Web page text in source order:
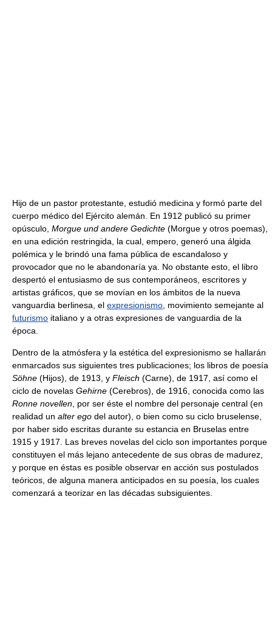
Hijo de un pastor protestante, estudió medicina y formó parte del
cuerpo médico del Ejército alemán. En 1912 publicó su primer
opúsculo, Morgue und andere Gedichte (Morgue y otros poemas),
en una edición restringida, la cual, empero, generó una álgida
polémica y le brindó una fama pública de escandaloso y
provocador que no le abandonaría ya. No obstante esto, el libro
despertó el entusiasmo de sus contemporáneos, escritores y
artistas gráficos, que se movían en los ámbitos de la nueva
vanguardia berlinesa, el expresionismo , movimiento semejante al
futurismo italiano y a otras expresiones de vanguardia de la
época.
Dentro de la atmósfera y la estética del expresionismo se hallarán
enmarcados sus siguientes tres publicaciones; los libros de poesía
Söhne (Hijos), de 1913, y Fleisch (Carne), de 1917, así como el
ciclo de novelas Gehirne (Cerebros), de 1916, conocida como las
Ronne novellen , por ser éste el nombre del personaje central (en
realidad un alter ego del autor), o bien como su ciclo bruselense,
por haber sido escritas durante su estancia en Bruselas entre
1915 y 1917. Las breves novelas del ciclo son importantes porque
constituyen el más lejano antecedente de sus obras de madurez,
y porque en éstas es posible observar en acción sus postulados
teóricos, de alguna manera anticipados en su poesía, los cuales
comenzará a teorizar en las décadas subsiguientes.